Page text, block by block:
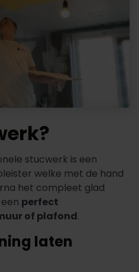
stucwerk is een
welke met de hand
het compleet glad
perfect
of plafond.
laten